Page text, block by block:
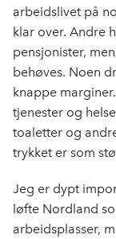
arbeidslivet på
klar over. Andre
pensjonister,
behøves. Noen
knappe
tjenester og
toaletter og
trykket er som
Jeg er dypt
løfte Nordland
arbeidsplasser,